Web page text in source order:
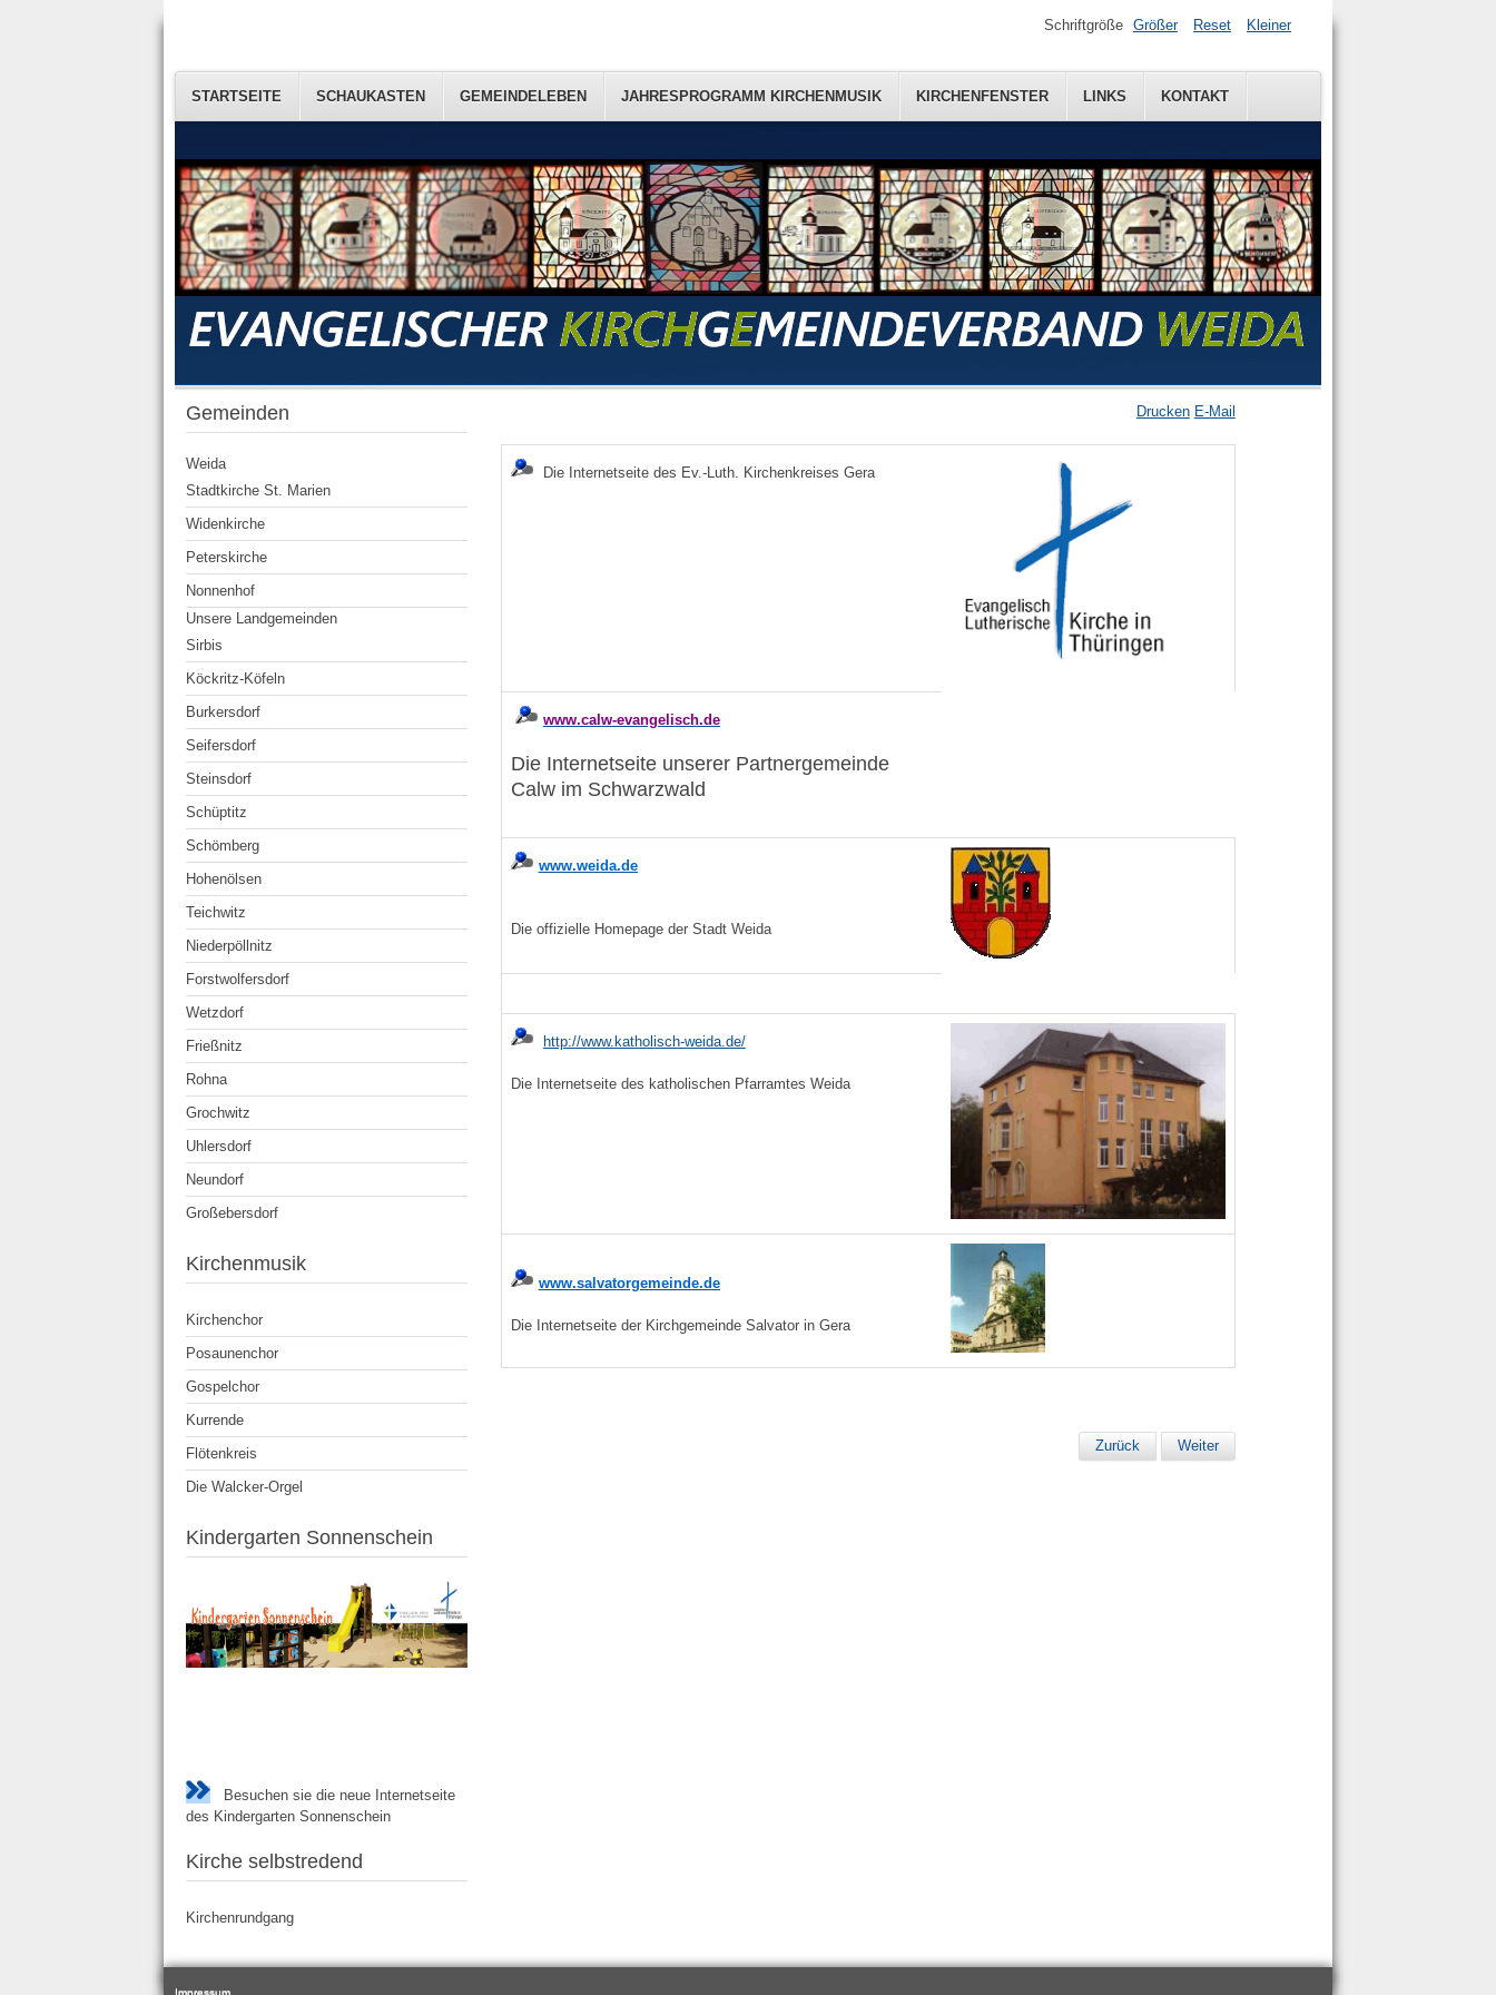
STARTSEITE SCHAUKASTEN GEMEINDELEBEN JAHRESPROGRAMM KIRCHENMUSIK KIRCHENFENSTER LINKS KONTAKT
STARTSEITE SCHAUKASTEN GEMEINDELEBEN JAHRESPROGRAMM KIRCHENMUSIK KIRCHENFENSTER LINKS KONTAKT
Schriftgröße Größer Reset Kleiner
Gemeinden
Weida
Stadtkirche St. Marien
Widenkirche
Peterskirche
Nonnenhof
Unsere Landgemeinden
Sirbis
Köckritz-Köfeln
Burkersdorf
Seifersdorf
Steinsdorf
Schüptitz
Schömberg
Hohenölsen
Teichwitz
Niederpöllnitz
Forstwolfersdorf
Wetzdorf
Frießnitz
Rohna
Grochwitz
Uhlersdorf
Neundorf
Großebersdorf
Kirchenmusik
Kirchenchor
Posaunenchor
Gospelchor
Kurrende
Flötenkreis
Die Walcker-Orgel
Kindergarten Sonnenschein
Besuchen sie die neue Internetseite
des Kindergarten Sonnenschein
Kirche selbstredend
Kirchenrundgang
Drucken E-Mail
Die Internetseite des Ev.-Luth. Kirchenkreises Gera
www.calw-evangelisch.de
Die Internetseite unserer Partnergemeinde
Calw im Schwarzwald
www.weida.de
Die offizielle Homepage der Stadt Weida
http://www.katholisch-weida.de/
Die Internetseite des katholischen Pfarramtes Weida
www.salvatorgemeinde.de
Die Internetseite der Kirchgemeinde Salvator in Gera
Zurück Weiter
Impressum